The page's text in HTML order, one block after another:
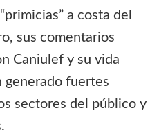
a costa del
sus comentarios
Caniulef y su vida
generado fuertes
sectores del público y